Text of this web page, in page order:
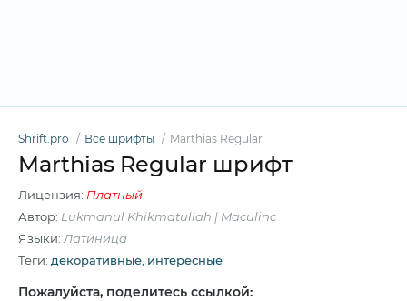
Shrift.pro Все шрифты Marthias Regular
Marthias Regular шрифт
Лицензия: Платный
Автор: Lukmanul Khikmatullah | Maculinc
Языки: Латиница
Теги: декоративные интересные
Пожалуйста, поделитесь ссылкой: